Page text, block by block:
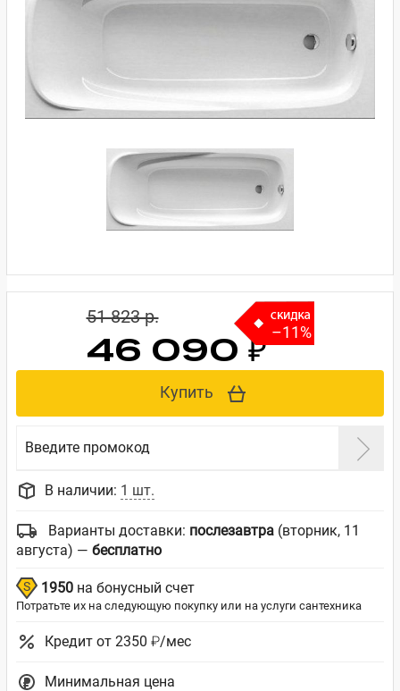
51 823 p.
–11%
46 090 ₽
Купить
Введите промокод
В наличии: 1 шт.
Варианты доставки: послезавтра (вторник, 11
августа) — бесплатно
1950 на бонусный счет
Потратьте их на следующую покупку или на услуги сантехника
Кредит от 2350 ₽/мес
Минимальная цена